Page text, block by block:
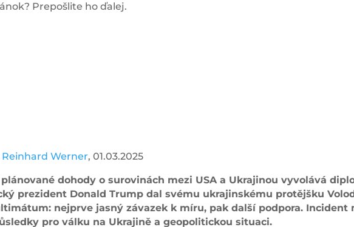
Prepošlite ho ďalej.
Reinhard Werner, 01.03.2025
dohody o surovinách mezi USA a Ukrajinou vyvolává
prezident Donald Trump dal svému ukrajinskému protějšku
nejprve jasný závazek k míru, pak další podpora. Incident
pro válku na Ukrajině a geopolitickou situaci.